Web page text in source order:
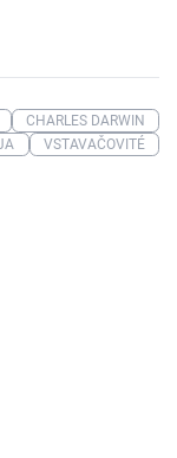
CHARLES DARWIN
VSTAVAČOVITÉ